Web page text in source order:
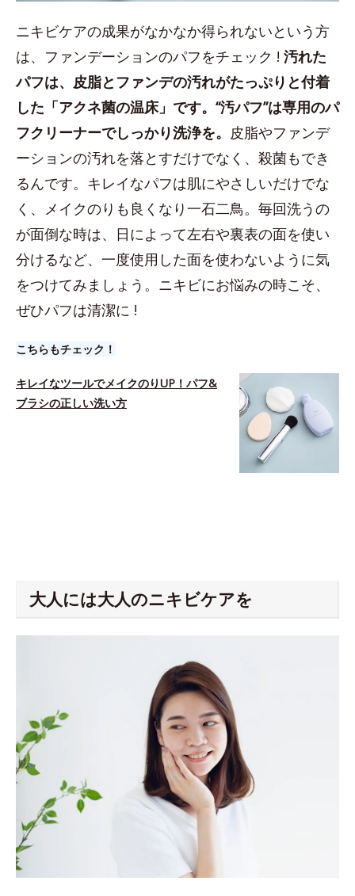
ニキビケアの成果がなかなか得られないという方
は、ファンデーションのパフをチェック ! 汚れた
パフは、皮脂とファンデの汚れがたっぷりと付着
した「アクネ菌の温床」です。“汚パフ”は専用のパ
フクリーナーでしっかり洗浄を。 皮脂やファンデ
ーションの汚れを落とすだけでなく、殺菌もでき
るんです。キレイなパフは肌にやさしいだけでな
く、メイクのりも良くなり一石二鳥。毎回洗うの
が面倒な時は、日によって左右や裏表の面を使い
分けるなど、一度使用した面を使わないように気
をつけてみましょう。ニキビにお悩みの時こそ、
ぜひパフは清潔に !
こちらもチェック！
キレイなツールでメイクのりUP！パフ&
ブラシの正しい洗い方
大人には大人のニキビケアを